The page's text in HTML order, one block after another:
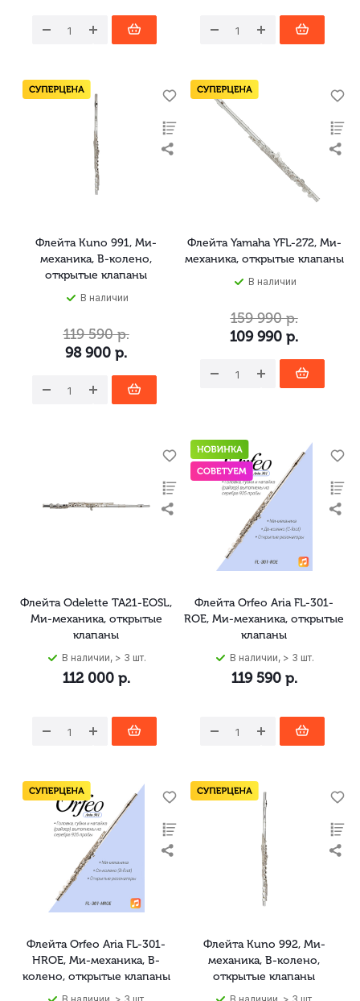
Флейта Kuno 991, Ми-
механика, B-колено,
открытые клапаны
В наличии
98 900 р.
119 590р.
Флейта Yamaha YFL-272, Ми-
механика, открытые клапаны
В наличии
109 990 р.
159 990р.
Флейта Odelette TA21-EOSL,
Ми-механика, открытые
клапаны
В наличии, > 3 шт.
112 000р.
Флейта Orfeo Aria FL-301-
ROE, Ми-механика, открытые
клапаны
В наличии, > 3 шт.
119 590р.
Флейта Orfeo Aria FL-301-
HROE, Ми-механика, B-
колено, открытые клапаны
Флейта Kuno 992, Ми-
механика, B-колено,
открытые клапаны